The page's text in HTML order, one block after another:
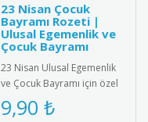
23 Nisan Çocuk
Bayramı Rozeti |
Ulusal Egemenlik ve
Çocuk Bayramı
23 Nisan Ulusal Egemenlik
ve Çocuk Bayramı için özel
tasarlanmış rozet.
Çocuklar için şık ve
9,90 ₺